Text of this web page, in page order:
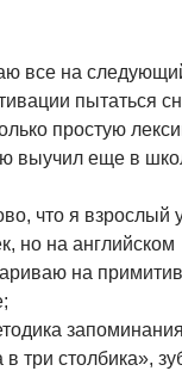
все на
пытаться
простую
выучил еще в
что я взрослый
но на английском
на
в три столбика»,